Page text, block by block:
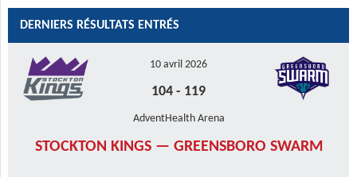
DERNIERS RÉSULTATS ENTRÉS
10 avril 2026
104 - 119
AdventHealth Arena
STOCKTON KINGS — GREENSBORO SWARM